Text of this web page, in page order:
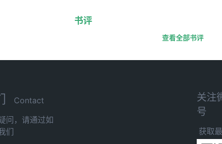
书评
查看全部书评
Contact
问，请通过如
们
关注
号
获取